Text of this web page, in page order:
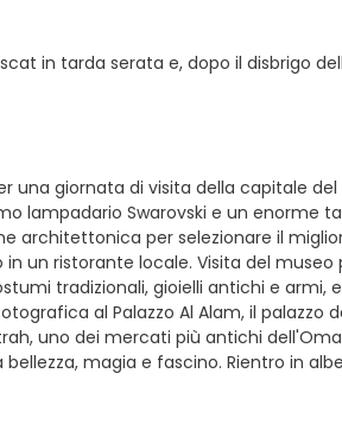
in tarda serata e, dopo il disbrigo
una giornata di visita della capitale del
lampadario Swarovski e un enorme
architettonica per selezionare il
un ristorante locale. Visita del museo
tradizionali, gioielli antichi e armi,
al Palazzo Al Alam, il palazzo
uno dei mercati più antichi
magia e fascino. Rientro in